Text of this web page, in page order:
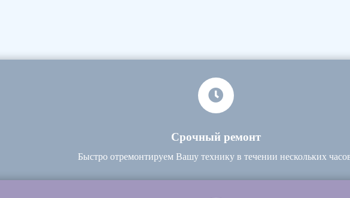
Срочный ремонт
Быстро отремонтируем Вашу технику в течении нескольких